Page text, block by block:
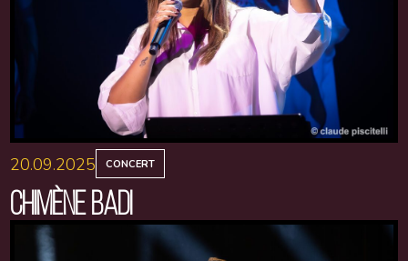
20.09.2025 CONCERT
CHIMÈNE BADI